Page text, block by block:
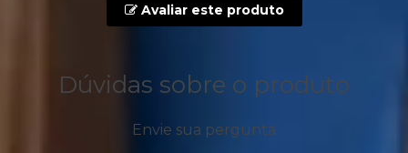
Avaliar este produto
Dúvidas sobre o produto
Envie sua pergunta